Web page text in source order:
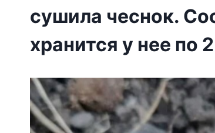
сушила чеснок.
хранится у нее по